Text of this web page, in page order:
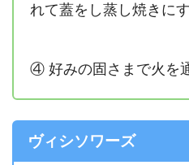
れて蓋をし蒸し焼きに
④ 好みの固さまで火を
ヴィシソワーズ